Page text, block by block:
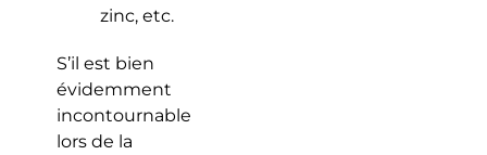
zinc, etc.
S’il est bien
évidemment
incontournable
lors de la